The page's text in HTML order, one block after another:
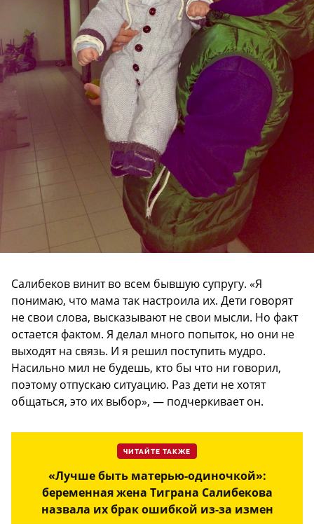
Салибеков винит во всем бывшую супругу. «Я
понимаю, что мама так настроила их. Дети говорят
не свои слова, высказывают не свои мысли. Но факт
остается фактом. Я делал много попыток, но они не
выходят на связь. И я решил поступить мудро.
Насильно мил не будешь, кто бы что ни говорил,
поэтому отпускаю ситуацию. Раз дети не хотят
общаться, это их выбор», — подчеркивает он.
ЧИТАЙТЕ ТАКЖЕ
«Лучше быть матерью-одиночкой»:
беременная жена Тиграна Салибекова
назвала их брак ошибкой из-за измен